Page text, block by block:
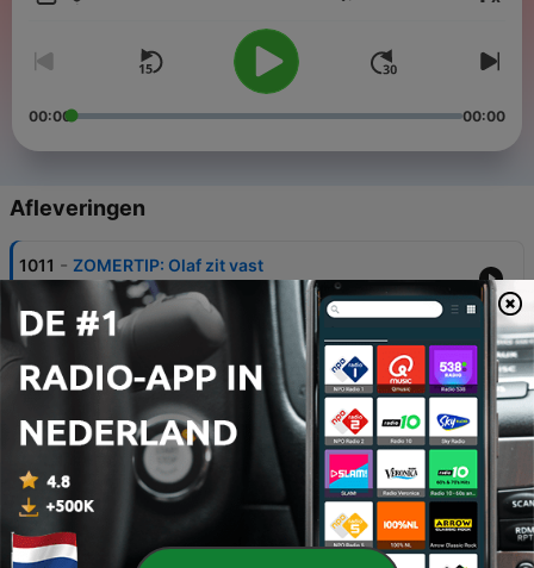
Volume
00:00 00:00
Afleveringen
1011 - ZOMERTIP: Olaf zit vast
01 aug. 2026
1010 - AI aan de buitengrens & Big Tobacco in de
Nederlandse wiet
20 jun. 2026
1009
Wat zijn de praktische gevolgen van het
Migratiepact?
06 jun. 2026
-
Fictieve facturen voor hulp aan statushouders &
Wanneer ga je als journalist undercover?